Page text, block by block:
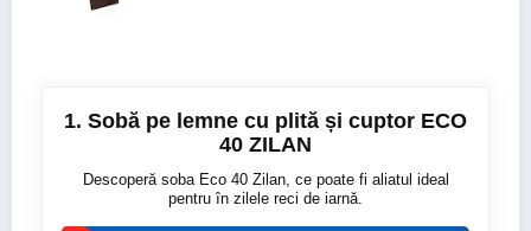
1. Sobă pe lemne cu plită și cuptor ECO
40 ZILAN
Descoperă soba Eco 40 Zilan, ce poate fi aliatul ideal
pentru în zilele reci de iarnă.